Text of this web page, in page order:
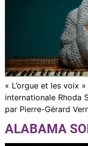
« L’orgue et les voix
internationale Rhoda
par Pierre-Gérard
ALABAMA